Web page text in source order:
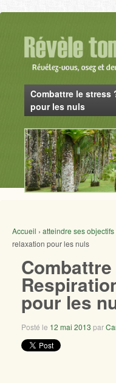
Combattre le stress
pour les nuls
Accueil › atteindre ses objectifs
relaxation pour les nuls
pour les
Posté le 12 mai 2013 par